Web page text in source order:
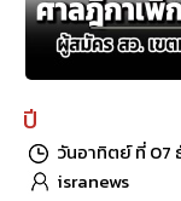
ปี
วันอาทิตย์ ที่ 07
isranews